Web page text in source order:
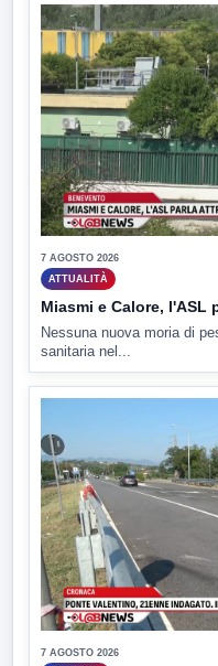
7 AGOSTO 2026
ATTUALITÀ
Miasmi e Calore, l'ASL
Nessuna nuova moria di
sanitaria nel...
7 AGOSTO 2026